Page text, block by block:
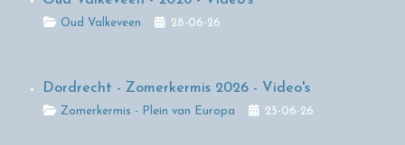
DetailsOud Valkeveen 28-06-26
Dordrecht - Zomerkermis 2026 - Video's
Details
Zomerkermis - Plein van Europa 25-06-26